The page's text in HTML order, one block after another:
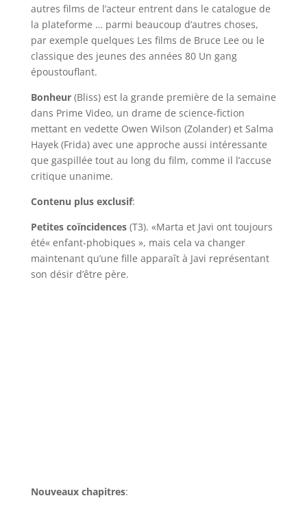
autres films de l’acteur entrent dans le catalogue de
la plateforme … parmi beaucoup d’autres choses,
par exemple quelques Les films de Bruce Lee ou le
classique des jeunes des années 80 Un gang
époustouflant.
Bonheur(Bliss) est la grande première de la semaine
dans Prime Video, un drame de science-fiction
mettant en vedette Owen Wilson (Zolander) et Salma
Hayek (Frida) avec une approche aussi intéressante
que gaspillée tout au long du film, comme il l’accuse
critique unanime.
Contenu plus exclusif:
Petites coïncidences(T3). «Marta et Javi ont toujours
été« enfant-phobiques », mais cela va changer
maintenant qu’une fille apparaît à Javi représentant
son désir d’être père.
Nouveaux chapitres: